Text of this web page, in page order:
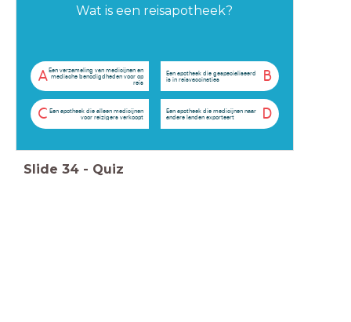
Wat is een reisapotheek?
AEen verzameling van medicijnen en
medische benodigdheden voor op
reis
B
Een apotheek die gespecialiseerd
is in reisvaccinaties
C Een apotheek die alleen medicijnen
voor reizigers verkoopt
D
Een apotheek die medicijnen naar
andere landen exporteert
Slide 34 - Quiz